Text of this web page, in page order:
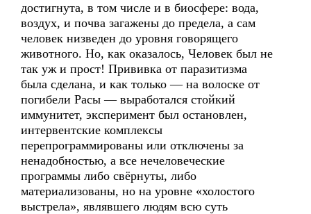
достигнута, в том числе и в биосфере: вода,
воздух, и почва загажены до предела, а сам
человек низведен до уровня говорящего
животного. Но, как оказалось, Человек был не
так уж и прост! Прививка от паразитизма
была сделана, и как только — на волоске от
погибели Расы — выработался стойкий
иммунитет, эксперимент был остановлен,
интервентские комплексы
перепрограммированы или отключены за
ненадобностью, а все нечеловеческие
программы либо свёрнуты, либо
материализованы, но на уровне «холостого
выстрела», являвшего людям всю суть